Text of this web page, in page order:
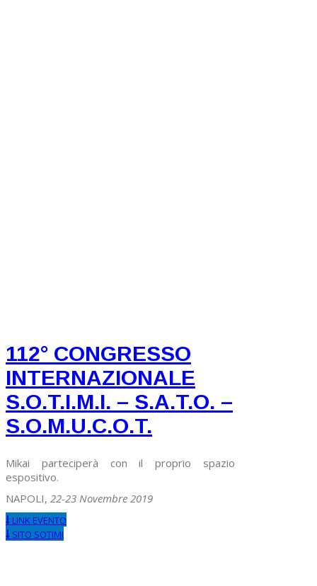
112° CONGRESSO
INTERNAZIONALE
S.O.T.I.M.I. – S.A.T.O. –
S.O.M.U.C.O.T.
Mikai parteciperà con il proprio spazio
espositivo.
NAPOLI, 22-23 Novembre 2019
LINK EVENTO
SITO SOTIMI